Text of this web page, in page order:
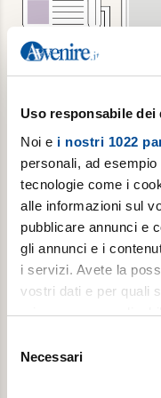
Uso responsabile dei
Noi e i nostri 1022
personali, ad
tecnologie come i
alle informazioni sul
pubblicare annunci e
gli annunci e i
i servizi. Avete la
vostri dati e per quali
privacy sono
modificare o revocare
momento dalla
delNecessari
Abbonamento
dell'Infinito
6 copie/settimana di
copia/mese di
€ 309,00
€ 502,00